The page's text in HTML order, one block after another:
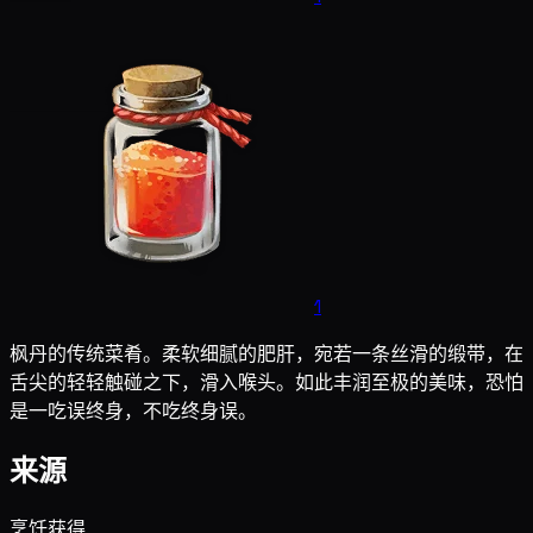
1
枫丹的传统菜肴。柔软细腻的肥肝，宛若一条丝滑的缎带，在
舌尖的轻轻触碰之下，滑入喉头。如此丰润至极的美味，恐怕
是一吃误终身，不吃终身误。
来源